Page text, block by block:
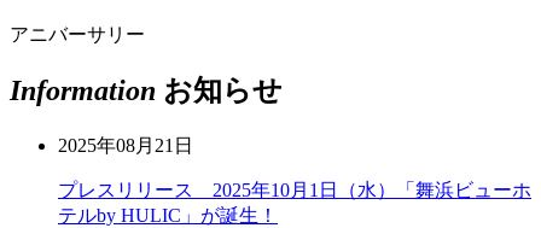
アニバーサリー
Information お知らせ
2025年08月21日
プレスリリース 2025年10月1日（水）「舞浜ビューホ
テルby HULIC」が誕生！